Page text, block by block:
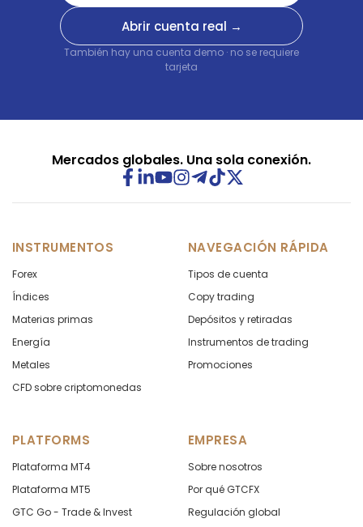
Abrir cuenta real →
También hay una cuenta demo · no se requiere
tarjeta
Mercados globales. Una sola conexión.
INSTRUMENTOS
Forex
Índices
Materias primas
Energía
Metales
CFD sobre criptomonedas
NAVEGACIÓN RÁPIDA
Tipos de cuenta
Copy trading
Depósitos y retiradas
Instrumentos de trading
Promociones
PLATFORMS
Plataforma MT4
Plataforma MT5
GTC Go - Trade & Invest
EMPRESA
Sobre nosotros
Por qué GTCFX
Regulación global